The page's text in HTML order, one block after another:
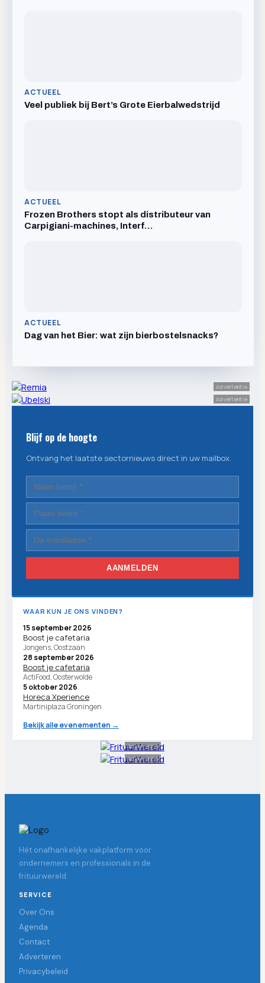
ACTUEEL
Veel publiek bij Bert’s Grote Eierbalwedstrijd
ACTUEEL
Frozen Brothers stopt als distributeur van
Carpigiani-machines, Interf…
ACTUEEL
Dag van het Bier: wat zijn bierbostelsnacks?
Advertentie
Advertentie
Blijf op de hoogte
Ontvang het laatste sectornieuws direct in uw mailbox.
AANMELDEN
WAAR KUN JE ONS VINDEN?
15 september 2026
Boost je cafetaria
Jongens, Oostzaan
28 september 2026
Boost je cafetaria
ActiFood, Oosterwolde
5 oktober 2026
Horeca Xperience
Martiniplaza Groningen
Bekijk alle evenementen →
Advertentie
Advertentie
Hét onafhankelijke vakplatform voor
ondernemers en professionals in de
frituurwereld.
SERVICE
Over Ons
Agenda
Contact
Adverteren
Privacybeleid